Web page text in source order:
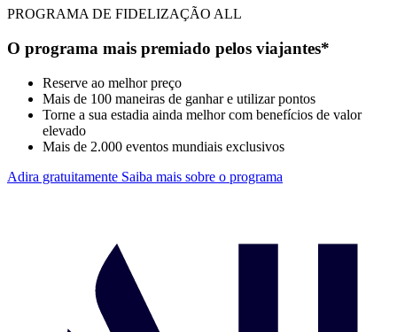
PROGRAMA DE FIDELIZAÇÃO ALL
O programa mais premiado pelos viajantes*
Reserve ao melhor preço
Mais de 100 maneiras de ganhar e utilizar pontos
Torne a sua estadia ainda melhor com benefícios de valor
elevado
Mais de 2.000 eventos mundiais exclusivos
Adira gratuitamente Saiba mais sobre o programa